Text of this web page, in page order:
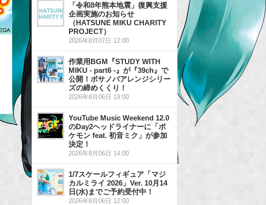
「令和8年熊本地震」復興支援
企画実施のお知らせ
（HATSUNE MIKU CHARITY
PROJECT）
2026年8月07日 12:00
作業用BGM『STUDY WITH
MIKU - part6 -』が『39ch』で
公開！ボサノバアレンジシリー
ズの締めくくり！
2026年8月06日 19:00
YouTube Music Weekend 12.0
のDay2ヘッドライナーに「ポ
ケモン feat. 初音ミク」が参加
決定！
2026年8月06日 14:00
1/7スケールフィギュア「マジ
カルミライ 2026」Ver. 10月14
日(水)までご予約受付中！
2026年8月06日 12:00